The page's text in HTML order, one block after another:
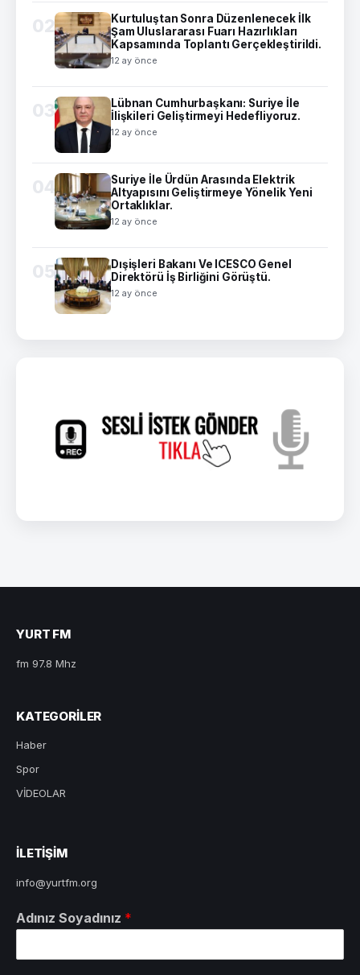
02
Kurtuluştan Sonra Düzenlenecek İlk
Şam Uluslararası Fuarı Hazırlıkları
Kapsamında Toplantı Gerçekleştirildi.
12 ay önce
03
Lübnan Cumhurbaşkanı: Suriye İle
İlişkileri Geliştirmeyi Hedefliyoruz.
12 ay önce
04
Suriye İle Ürdün Arasında Elektrik
Altyapısını Geliştirmeye Yönelik Yeni
Ortaklıklar.
12 ay önce
05
Dışişleri Bakanı Ve ICESCO Genel
Direktörü İş Birliğini Görüştü.
12 ay önce
YURT FM
fm 97.8 Mhz
KATEGORILER
Haber
Spor
VİDEOLAR
ILETIŞIM
info@yurtfm.org
Adınız Soyadınız *